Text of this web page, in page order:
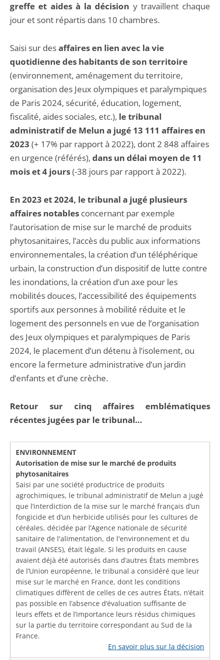
greffe et aides à la décision y travaillent chaque
jour et sont répartis dans 10 chambres.
Saisi sur desaffaires en lien avec la vie
quotidienne des habitants de son territoire
(environnement, aménagement du territoire,
organisation des Jeux olympiques et paralympiques
de Paris 2024, sécurité, éducation, logement,
fiscalité, aides sociales, etc.), le tribunal
administratif de Melun a jugé 13 111 affaires en
2023 (+ 17% par rapport à 2022), dont 2 848 affaires
en urgence (référés), dans un délai moyen de 11
mois et 4 jours(-38 jours par rapport à 2022).
En 2023 et 2024, le tribunal a jugé plusieurs
affaires notables concernant par exemple
l’autorisation de mise sur le marché de produits
phytosanitaires, l’accès du public aux informations
environnementales, la création d’un téléphérique
urbain, la construction d’un dispositif de lutte contre
les inondations, la création d’un axe pour les
mobilités douces, l’accessibilité des équipements
sportifs aux personnes à mobilité réduite et le
logement des personnels en vue de l’organisation
des Jeux olympiques et paralympiques de Paris
2024, le placement d’un détenu à l’isolement, ou
encore la fermeture administrative d’un jardin
d’enfants et d’une crèche.
Retour sur cinq affaires emblématiques
récentes jugées par le tribunal…
ENVIRONNEMENT
Autorisation de mise sur le marché de produits
phytosanitaires
Saisi par une société productrice de produits
agrochimiques, le tribunal administratif de Melun a jugé
que l’interdiction de la mise sur le marché français d’un
fongicide et d’un herbicide utilisés pour les cultures de
céréales, décidée par l’Agence nationale de sécurité
sanitaire de l'alimentation, de l'environnement et du
travail (ANSES), était légale. Si les produits en cause
avaient déjà été autorisés dans d’autres États membres
de l’Union européenne, le tribunal a considéré que leur
mise sur le marché en France, dont les conditions
climatiques diffèrent de celles de ces autres États, n’était
pas possible en l’absence d’évaluation suffisante de
leurs effets et de l’importance leurs résidus chimiques
sur la partie du territoire correspondant au Sud de la
France.
En savoir plus sur la décision